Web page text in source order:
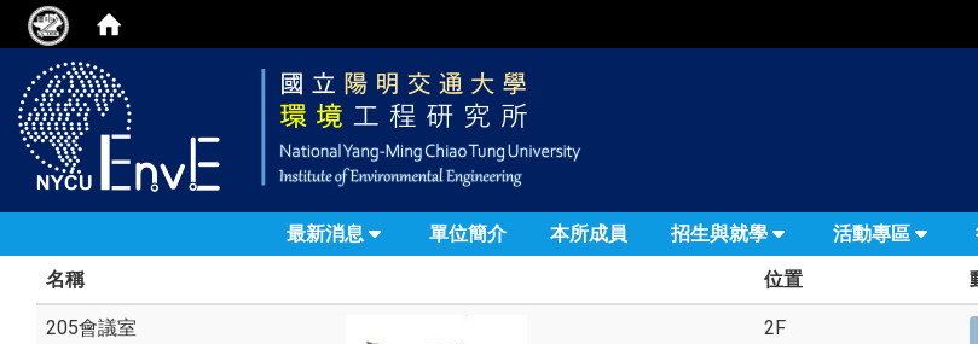
最新消息 單位簡介 本所成員 招生與就學 活動專區
名稱
位置
205會議室 2F